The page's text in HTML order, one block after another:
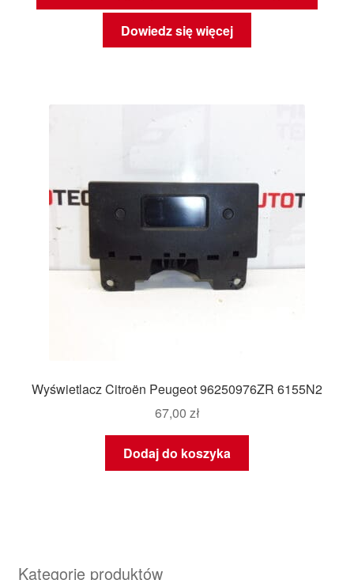
Dowiedz się więcej
Wyświetlacz Citroën Peugeot 96250976ZR 6155N2
67,00 zł
Dodaj do koszyka
Kategorie produktów